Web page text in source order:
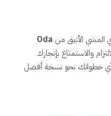
المشي الأنيق من Oda
والاستمتاع بإنجازك
خطواتك نحو نسخة أفضل